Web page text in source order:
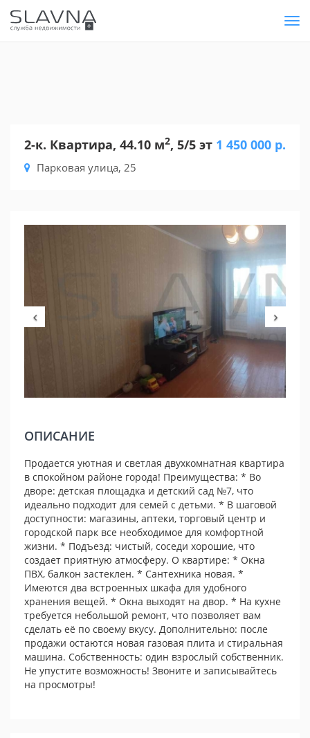
2-к. Квартира, 44.10 м2, 5/5 эт
Парковая улица, 25
1 450 000 р.
ОПИСАНИЕ
Продается уютная и светлая двухкомнатная квартира
в спокойном районе города! Преимущества: * Во
дворе: детская площадка и детский сад №7, что
идеально подходит для семей с детьми. * В шаговой
доступности: магазины, аптеки, торговый центр и
городской парк все необходимое для комфортной
жизни. * Подъезд: чистый, соседи хорошие, что
создает приятную атмосферу. О квартире: * Окна
ПВХ, балкон застеклен. * Сантехника новая. *
Имеются два встроенных шкафа для удобного
хранения вещей. * Окна выходят на двор. * На кухне
требуется небольшой ремонт, что позволяет вам
сделать её по своему вкусу. Дополнительно: после
продажи остаются новая газовая плита и стиральная
машина. Собственность: один взрослый собственник.
Не упустите возможность! Звоните и записывайтесь
на просмотры!